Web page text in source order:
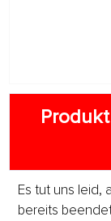
Es tut uns leid,
bereits